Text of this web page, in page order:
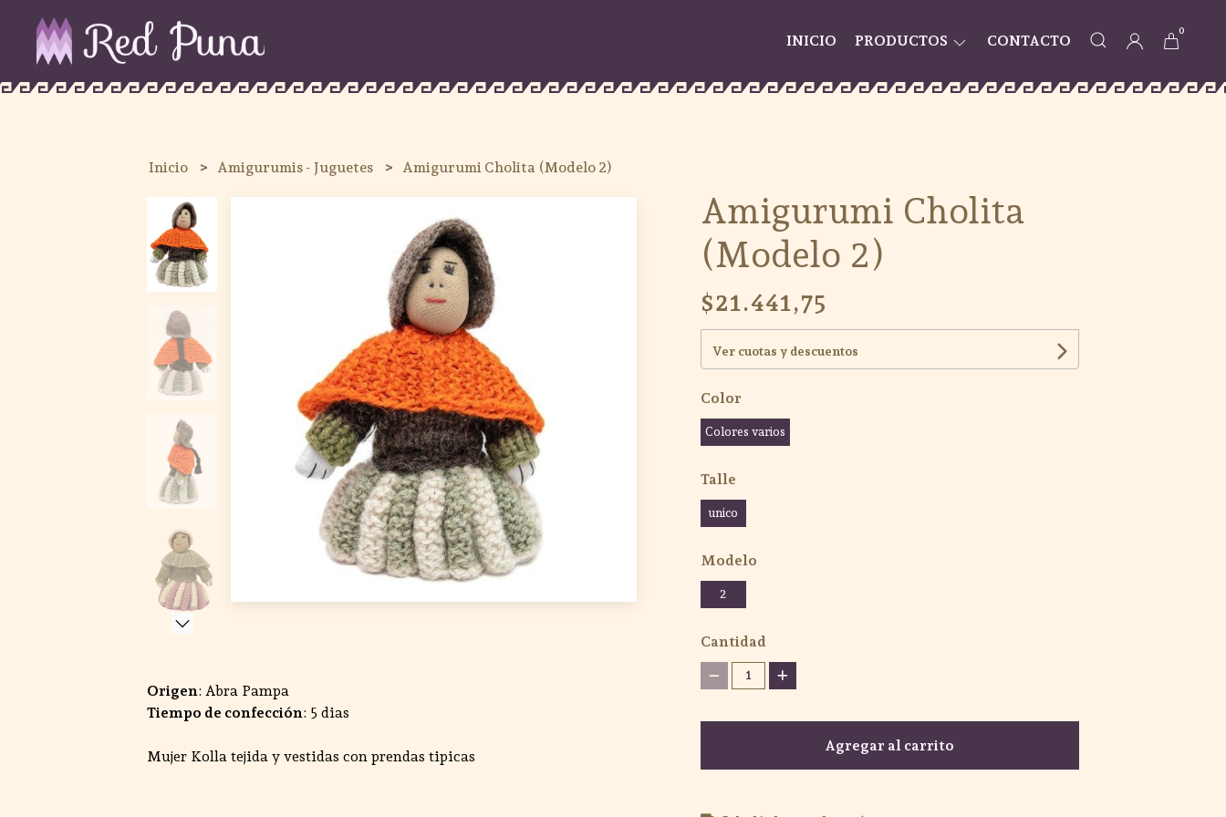
INICIO PRODUCTOS CONTACTO
0
Inicio Amigurumis - Juguetes Amigurumi Cholita (Modelo 2)
Origen: Abra Pampa
Tiempo de confección: 5 dias
Mujer Kolla tejida y vestidas con prendas tipicas
Amigurumi Cholita
(Modelo 2)
$21.441,75
Ver cuotas y descuentos
Color
Colores varios
Talle
unico
Modelo
2
Cantidad
1
Agregar al carrito